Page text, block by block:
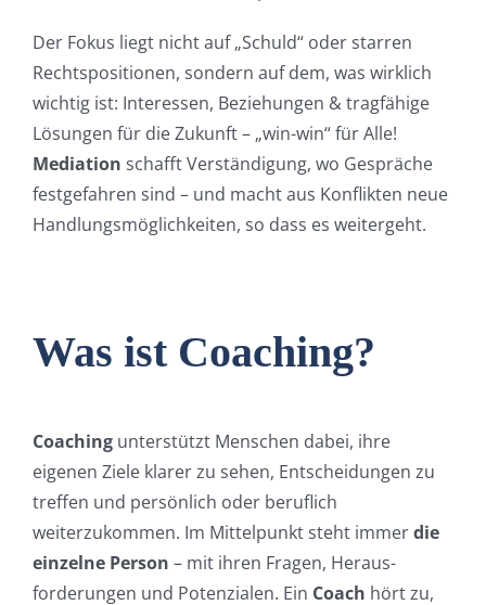
Der Fokus liegt nicht auf „Schuld“ oder starren
Rechtspositionen, sondern auf dem, was wirklich
wichtig ist: Interessen, Beziehungen & tragfähige
Lösungen für die Zukunft – „win-win“ für Alle!
Mediation schafft Verständigung, wo Gespräche
festgefahren sind – und macht aus Konflikten neue
Handlungsmöglichkeiten, so dass es weitergeht.
Was ist Coaching?
Coaching unterstützt Menschen dabei, ihre
eigenen Ziele klarer zu sehen, Entscheidungen zu
treffen und persönlich oder beruflich
weiterzukommen. Im Mittelpunkt steht immerdie
einzelne Person – mit ihren Fragen, Heraus-
forderungen und Potenzialen. Ein Coach hört zu,